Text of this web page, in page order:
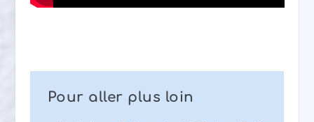
Pour aller plus loin